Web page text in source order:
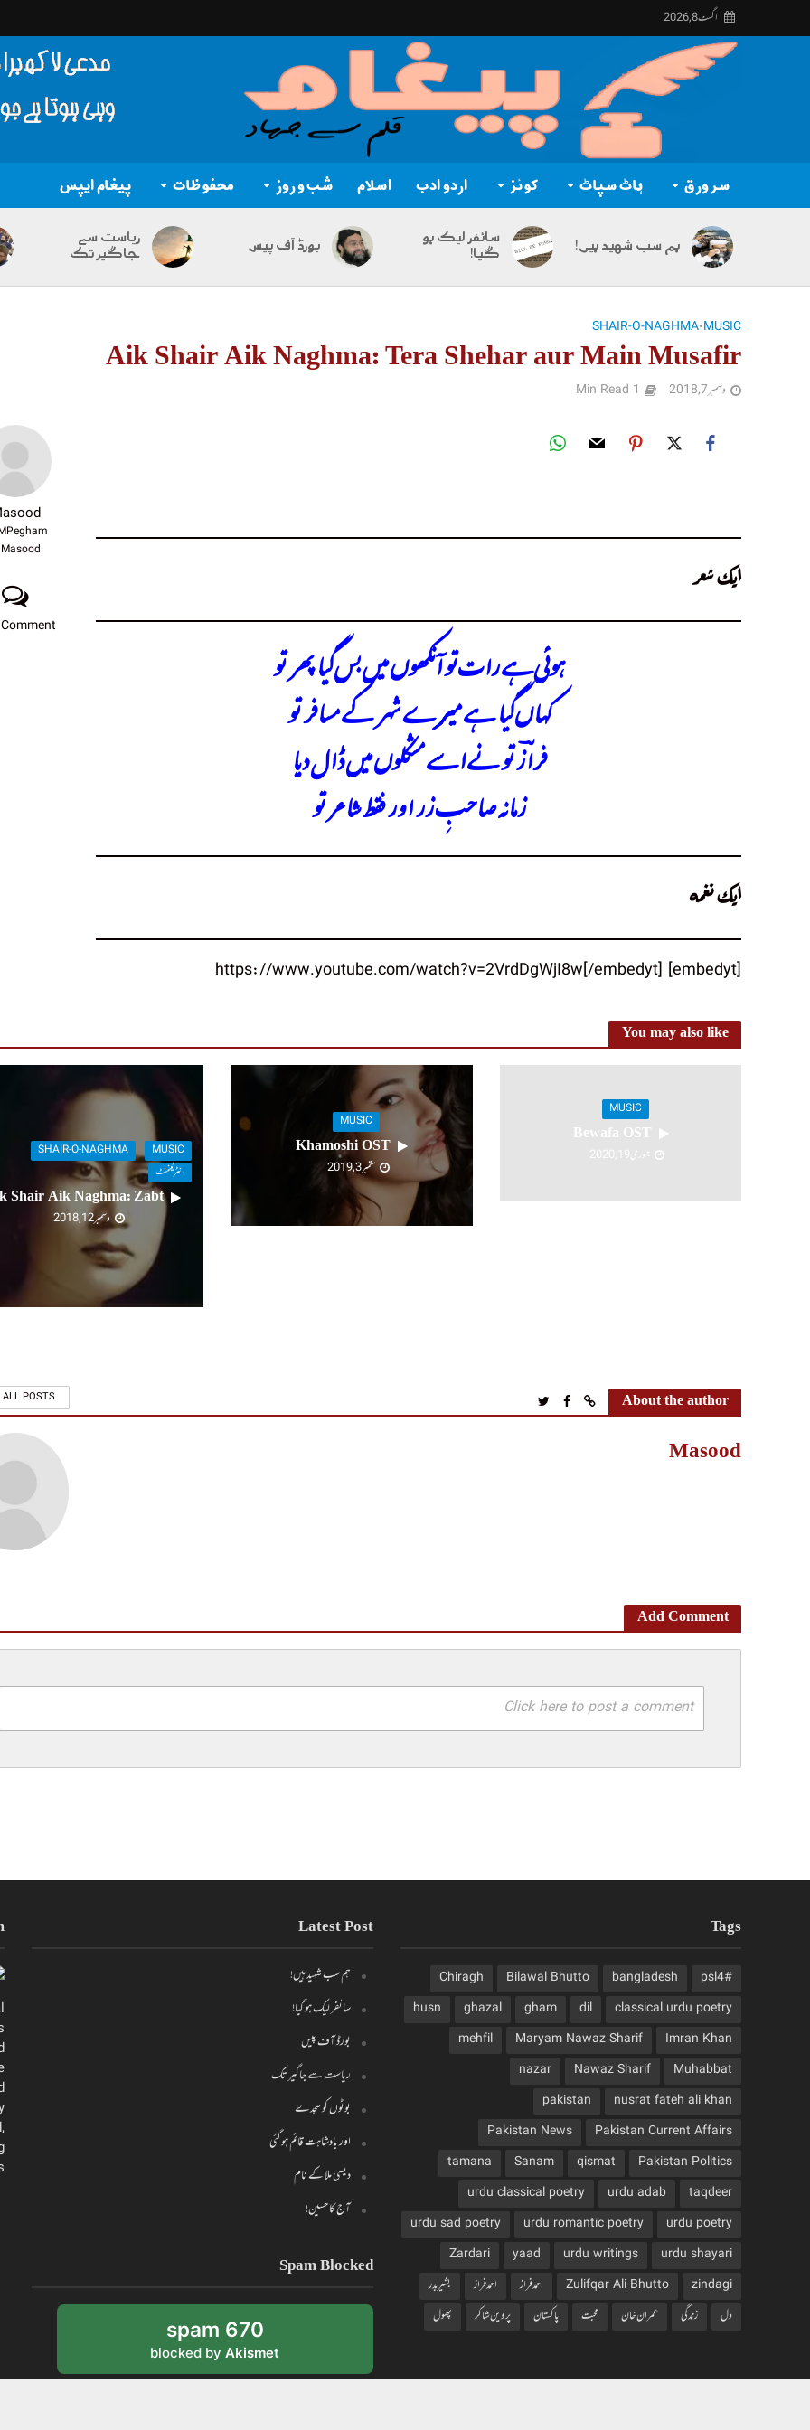
اگست 8, 2026
سر ورق ہاٹ سپاٹ کوئز اردو ادب اسلام شب و روز محفوظات پیغام ایپس
ہم سب شہید ہیں!
سائفر لیک ہو
گیا!
بورڈ آف پیس
ریاست سے
جاگیر تک
MUSIC
•
SHAIR-O-NAGHMA
Aik Shair Aik Naghma: Tera Shehar aur Main Musafir
دسمبر 7, 2018 1 Min Read
Masood
ایک شعر
ہوئی ہے رات تو آنکھوں میں بس گیا پھر تو
کہاں گیا ہے میرے شہر کے مسافر تو
فرازؔ تو نے اسے مشکلوں میں ڈال دیا
زمانہ صاحبِ زر اور فقط شاعر تو
ایک نغمہ
[embedyt] https://www.youtube.com/watch?v=2VrdDgWjI8w[/embedyt]
You may also like
MUSIC
Bewafa OST
جنوری 19, 2020
MUSIC
Khamoshi OST
ستمبر 3, 2019
MUSIC
SHAIR-O-NAGHMA
انٹرٹینمنٹ
Shair Aik Naghma: Zabt
دسمبر 12, 2018
About the author
POSTS
Masood
Add Comment
Click here to post a comment
Latest Post
ہم سب شہید ہیں!
سائفر لیک ہو گیا!
بورڈ آف پیس
ریاست سے جاگیر تک
بوٹوں کو سجدے
اور بادشاہت قائم ہو گئی
دیسی ملا کے نام
آج کا حسین!
Spam Blocked
670 spam
blocked byAkismet
Tags
#psl4
bangladesh
Bilawal Bhutto
Chiragh
classical urdu poetry
dil
gham
ghazal
husn
Imran Khan
Maryam Nawaz Sharif
mehfil
Muhabbat
Nawaz Sharif
nazar
nusrat fateh ali khan
pakistan
Pakistan Current Affairs
Pakistan News
Pakistan Politics
qismat
Sanam
tamana
taqdeer
urdu adab
urdu classical poetry
urdu poetry
urdu romantic poetry
urdu sad poetry
urdu shayari
urdu writings
yaad
Zardari
zindagi
Zulifqar Ali Bhutto احمد فراز احمدفراز
بشیربدر
دل
زندگی عمران خان محبت پاکستان پروین شاکر پھول